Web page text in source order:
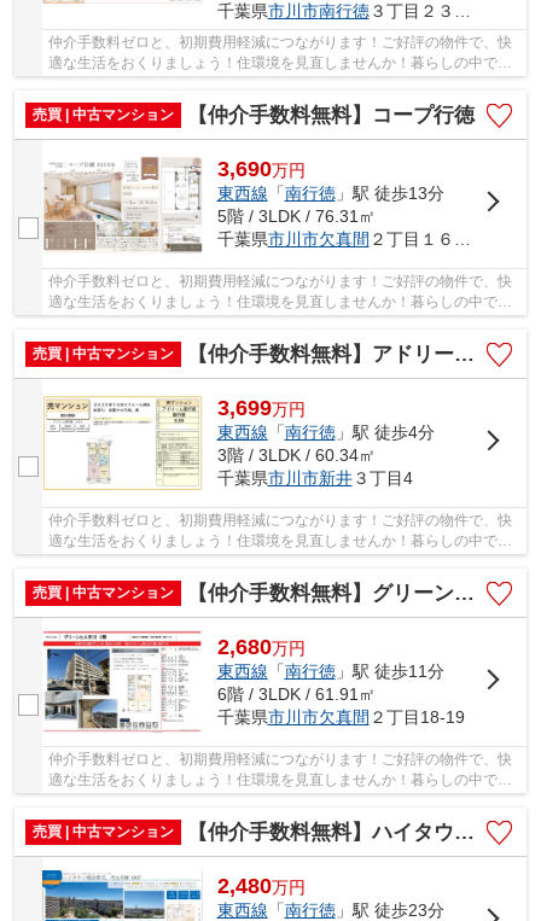
千葉県市川市南行徳３丁目２３－８
仲介手数料ゼロと、初期費用軽減につながります！ご好評の物件で、快
適な生活をおくりましょう！住環境を見直しませんか！暮らしの中で
売買 | 中古マンション
【仲介手数料無料】コープ行徳
3,690万円
東西線 「南行徳」駅 徒歩13分
5階 / 3LDK / 76.31㎡
千葉県市川市欠真間 ２丁目１６－１
仲介手数料ゼロと、初期費用軽減につながります！ご好評の物件で、快
適な生活をおくりましょう！住環境を見直しませんか！暮らしの中で
売買 | 中古マンション
【仲介手数料無料】アドリーム南行徳
3,699万円
東西線 「南行徳」駅 徒歩4分
3階 / 3LDK / 60.34㎡
千葉県市川市新井３丁目4
仲介手数料ゼロと、初期費用軽減につながります！ご好評の物件で、快
適な生活をおくりましょう！住環境を見直しませんか！暮らしの中で
売買 | 中古マンション
【仲介手数料無料】グリーンヒル市川
2,680万円
東西線 「南行徳」駅 徒歩11分
6階 / 3LDK / 61.91㎡
千葉県市川市欠真間 ２丁目18-19
仲介手数料ゼロと、初期費用軽減につながります！ご好評の物件で、快
適な生活をおくりましょう！住環境を見直しませんか！暮らしの中で
売買 | 中古マンション
【仲介手数料無料】ハイタウン塩浜第弐、弐九号棟
2,480万円
東西線 「南行徳」駅 徒歩23分